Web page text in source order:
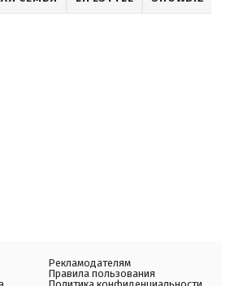
Рекламодателям
Правила пользования